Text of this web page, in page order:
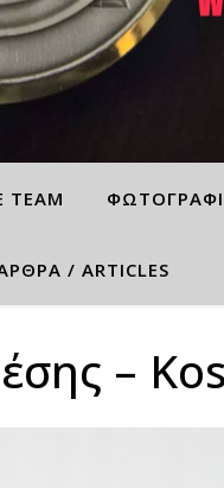
/ ARTICLES
–